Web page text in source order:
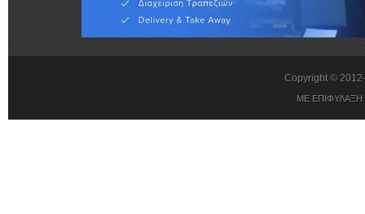
Copyright ©
ΜΕ